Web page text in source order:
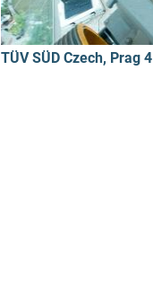
TÜV SÜD Czech, Prag 4